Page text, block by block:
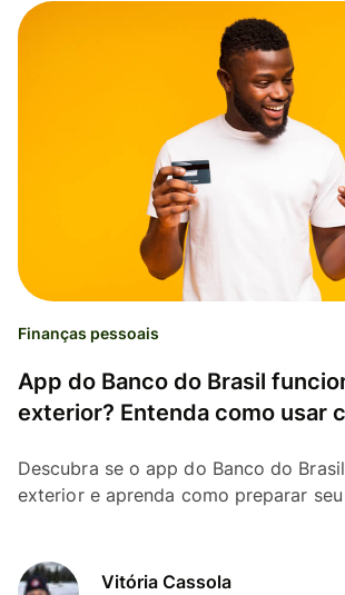
Finanças pessoais
App do Banco do Brasil
exterior? Entenda como usar
Descubra se o app do Banco do
exterior e aprenda como preparar seu
Vitória Cassola